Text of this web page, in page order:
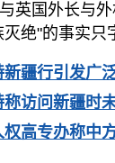
英国外长与
绝"的事实只
新疆行引发广
称访问新疆时
权高专办称中